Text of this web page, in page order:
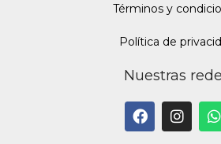
Términos y
Política de
Nuestras